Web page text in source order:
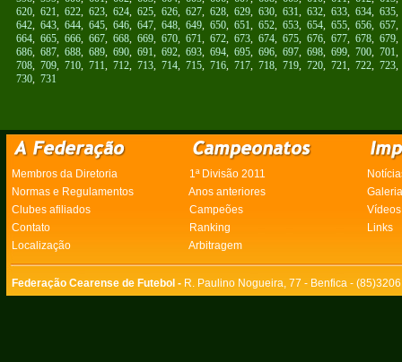
620, 621, 622, 623, 624, 625, 626, 627, 628, 629, 630, 631, 632, 633, 634, 635
642, 643, 644, 645, 646, 647, 648, 649, 650, 651, 652, 653, 654, 655, 656, 657
664, 665, 666, 667, 668, 669, 670, 671, 672, 673, 674, 675, 676, 677, 678, 679
686, 687, 688, 689, 690, 691, 692, 693, 694, 695, 696, 697, 698, 699, 700, 701
708, 709, 710, 711, 712, 713, 714, 715, 716, 717, 718, 719, 720, 721, 722, 723
730, 731
Membros da Diretoria 1ª Divisão 2011
Normas e Regulamentos
Anos anteriores
Clubes afiliados
Campeões
Vídeos
Contato
Ranking
Links
Localização
Arbitragem
Federação Cearense de Futebol - R. Paulino Nogueira, 77 - Benfica -